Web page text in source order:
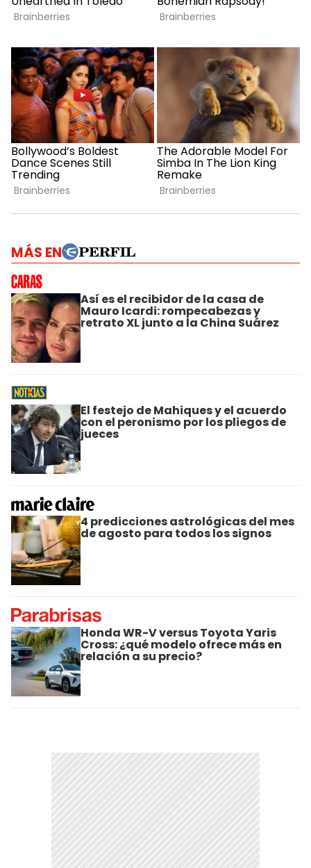
MÁS EN
Así es el recibidor de la casa de
Mauro Icardi: rompecabezas y
retrato XL junto a la China Suárez
El festejo de Mahiques y el acuerdo
con el peronismo por los pliegos de
jueces
4 predicciones astrológicas del mes
de agosto para todos los signos
Honda WR-V versus Toyota Yaris
Cross: ¿qué modelo ofrece más en
relación a su precio?